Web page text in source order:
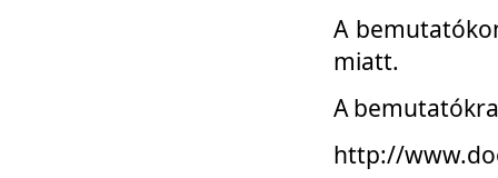
A
miatt.
A
http://